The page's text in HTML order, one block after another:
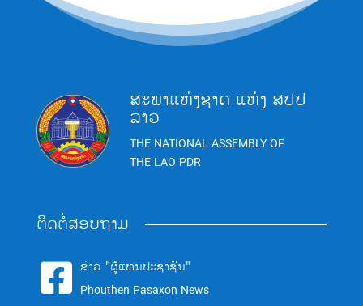
ສະພາແຫ່ງຊາດ ແຫ່ງ ສປປ
ລາວ
THE NATIONAL ASSEMBLY OF
THE LAO PDR
ຕິດຕໍ່ສອບຖາມ
 ຂ່າວ "ຜູ້ແທນປະຊາຊົນ"
Phouthen Pasaxon News